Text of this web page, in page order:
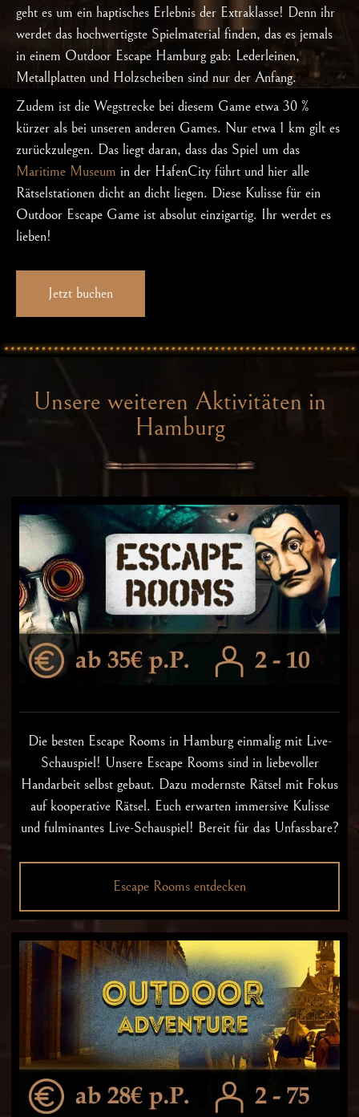
geht es um ein haptisches Erlebnis der Extraklasse! Denn ihr
werdet das hochwertigste Spielmaterial finden, das es jemals
in einem Outdoor Escape Hamburg gab: Lederleinen,
Metallplatten und Holzscheiben sind nur der Anfang.
Zudem ist die Wegstrecke bei diesem Game etwa 30 %
kürzer als bei unseren anderen Games. Nur etwa 1 km gilt es
zurückzulegen. Das liegt daran, dass das Spiel um das
Maritime Museum in der HafenCity führt und hier alle
Rätselstationen dicht an dicht liegen. Diese Kulisse für ein
Outdoor Escape Game ist absolut einzigartig. Ihr werdet es
lieben!
Jetzt buchen
Unsere weiteren Aktivitäten in
Hamburg
Die bestenEscape Rooms in Hamburgeinmalig mit Live-
Schauspiel! Unsere Escape Rooms sind in liebevoller
Handarbeit selbst gebaut. Dazu modernste Rätsel mit Fokus
auf kooperative Rätsel. Euch erwarten immersive Kulisse
und fulminantes Live-Schauspiel! Bereit für das Unfassbare?
Escape Rooms entdecken